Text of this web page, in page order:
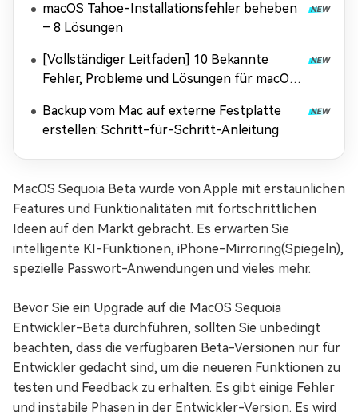
macOS Tahoe-Installationsfehler beheben
– 8 Lösungen
[Vollständiger Leitfaden] 10 Bekannte
Fehler, Probleme und Lösungen für macOS
Backup vom Mac auf externe Festplatte
erstellen: Schritt-für-Schritt-Anleitung
MacOS Sequoia Beta wurde von Apple mit erstaunlichen
Features und Funktionalitäten mit fortschrittlichen
Ideen auf den Markt gebracht. Es erwarten Sie
intelligente KI-Funktionen, iPhone-Mirroring(Spiegeln),
spezielle Passwort-Anwendungen und vieles mehr.
Bevor Sie ein Upgrade auf die MacOS Sequoia
Entwickler-Beta durchführen, sollten Sie unbedingt
beachten, dass die verfügbaren Beta-Versionen nur für
Entwickler gedacht sind, um die neueren Funktionen zu
testen und Feedback zu erhalten. Es gibt einige Fehler
und instabile Phasen in der Entwickler-Version. Es wird